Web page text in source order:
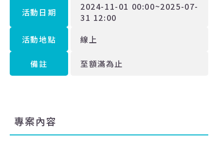
活動日期
2024-11-01 00:00~2025-07-
31 12:00
活動地點
線上
備註 至額滿為止
專案內容